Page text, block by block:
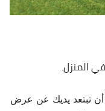
المنزل.
تبتعد يديك عن عرض